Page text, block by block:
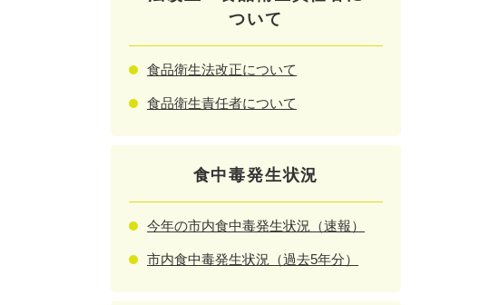
ついて
食品衛生法改正について
食品衛生責任者について
食中毒発生状況
今年の市内食中毒発生状況（速報）
市内食中毒発生状況（過去5年分）